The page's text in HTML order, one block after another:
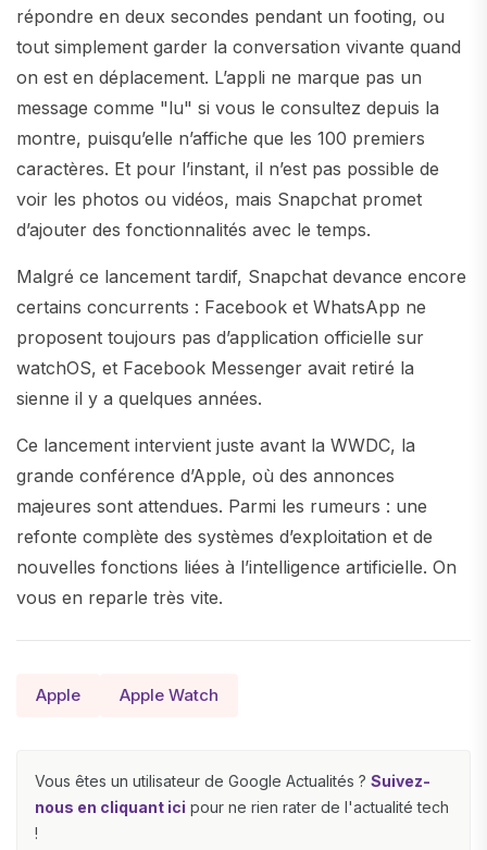
répondre en deux secondes pendant un footing, ou
tout simplement garder la conversation vivante quand
on est en déplacement. L’appli ne marque pas un
message comme "lu" si vous le consultez depuis la
montre, puisqu’elle n’affiche que les 100 premiers
caractères. Et pour l’instant, il n’est pas possible de
voir les photos ou vidéos, mais Snapchat promet
d’ajouter des fonctionnalités avec le temps.
Malgré ce lancement tardif, Snapchat devance encore
certains concurrents : Facebook et WhatsApp ne
proposent toujours pas d’application officielle sur
watchOS, et Facebook Messenger avait retiré la
sienne il y a quelques années.
Ce lancement intervient juste avant la WWDC, la
grande conférence d’Apple, où des annonces
majeures sont attendues. Parmi les rumeurs : une
refonte complète des systèmes d’exploitation et de
nouvelles fonctions liées à l’intelligence artificielle. On
vous en reparle très vite.
Apple Apple Watch
Vous êtes un utilisateur de Google Actualités ? Suivez-
nous en cliquant ici pour ne rien rater de l'actualité tech
!